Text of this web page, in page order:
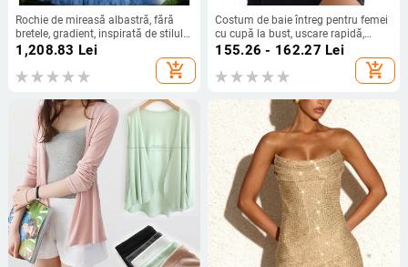
Rochie de mireasă albastră, fără
bretele, gradient, inspirată de stilul
francez, simplă și proaspătă pentru
ședințe foto
1,208.83 Lei
add_shopping_cart
Costum de baie întreg pentru femei
cu cupă la bust, uscare rapidă,
elasticitate înaltă, din nailon 80/20
cu căptușeală de poliester, fără
mâneci, 195 g
155.26 - 162.27 Lei
add_shopping_cart